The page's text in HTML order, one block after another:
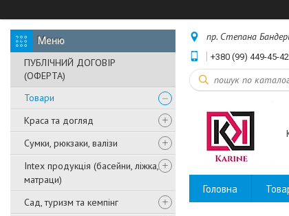
ПУБЛІЧНИЙ ДОГОВІР
(ОФЕРТА)
Товари
Краса та догляд
Сумки, рюкзаки, валізи
Intex продукція (басейни, ліжка,
матраци)
Сад, туризм та кемпінг
пр. Степана
+380 (99) 449-45-42
Головна